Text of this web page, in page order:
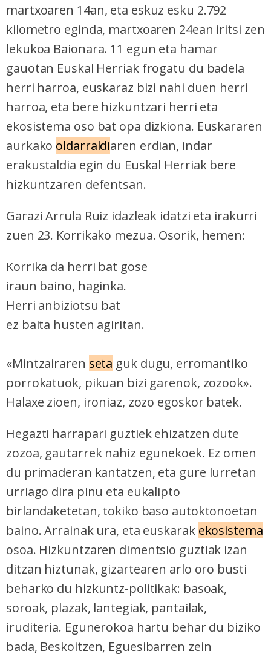
martxoaren 14an, eta eskuz esku 2.792
kilometro eginda, martxoaren 24ean iritsi zen
lekukoa Baionara. 11 egun eta hamar
gauotan Euskal Herriak frogatu du badela
herri harroa, euskaraz bizi nahi duen herri
harroa, eta bere hizkuntzari herri eta
ekosistema oso bat opa dizkiona. Euskararen
aurkako oldarraldiaren erdian, indar
erakustaldia egin du Euskal Herriak bere
hizkuntzaren defentsan.
Garazi Arrula Ruiz idazleak idatzi eta irakurri
zuen 23. Korrikako mezua. Osorik, hemen:
Korrika da herri bat gose
iraun baino, haginka.
Herri anbiziotsu bat
ez baita husten agiritan.
«Mintzairaren seta guk dugu, erromantiko
porrokatuok, pikuan bizi garenok, zozook».
Halaxe zioen, ironiaz, zozo egoskor batek.
Hegazti harrapari guztiek ehizatzen dute
zozoa, gautarrek nahiz egunekoek. Ez omen
du primaderan kantatzen, eta gure lurretan
urriago dira pinu eta eukalipto
birlandaketetan, tokiko baso autoktonoetan
baino. Arrainak ura, eta euskarak ekosistema
osoa. Hizkuntzaren dimentsio guztiak izan
ditzan hiztunak, gizartearen arlo oro busti
beharko du hizkuntz-politikak: basoak,
soroak, plazak, lantegiak, pantailak,
iruditeria. Egunerokoa hartu behar du biziko
bada, Beskoitzen, Eguesibarren zein